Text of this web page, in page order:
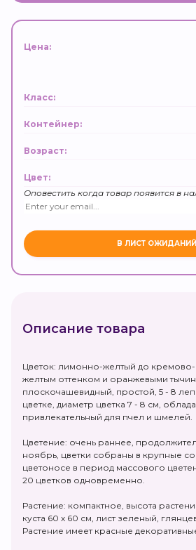
Цена:
Класс:
Контейнер:
Возраст:
Цвет:
Оповестить когда товар появится в
Описание товара
Цветок: лимонно-желтый до
желтым оттенком и оранжевыми
плоскочашевидный, простой, 5 - 8
цветке, диаметр цветка 7 - 8 см,
привлекательный для пчел и шмелей.
Цветение: очень раннее,
ноябрь, цветки собраны в крупные
цветоносе в период массового
20 цветков одновременно.
Растение: компактное, высота
куста 60 х 60 см, лист зеленый,
Растение имеет красные